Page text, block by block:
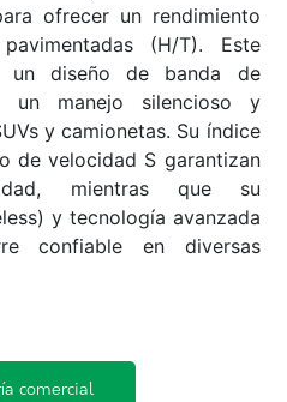
ofrecer un rendimiento
(H/T). Este
un diseño de banda de
un manejo silencioso y
y camionetas. Su índice
de velocidad S garantizan
mientras que su
y tecnología avanzada
confiable en diversas
comercial